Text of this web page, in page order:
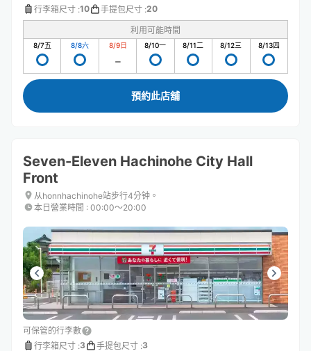
行李箱尺寸 :10 手提包尺寸 :20
利用可能時間
8/7五 8/8六 8/9日 8/10一 8/11二 8/12三 8/13四
預約此店舖
Seven-Eleven Hachinohe City Hall
Front
从honnhachinohe站步行4分钟。
本日營業時間 : 00:00〜20:00
可保管的行李數
行李箱尺寸 :3 手提包尺寸 :3